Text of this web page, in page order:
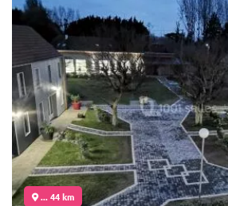
... 44 km